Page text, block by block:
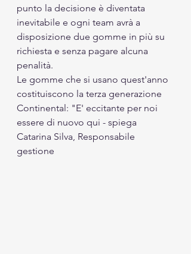
punto la decisione è diventata
inevitabile e ogni team avrà a
disposizione due gomme in più su
richiesta e senza pagare alcuna
penalità.
Le gomme che si usano quest'anno
costituiscono la terza generazione
Continental: "E' eccitante per noi
essere di nuovo qui - spiega
Catarina Silva, Responsabile
gestione